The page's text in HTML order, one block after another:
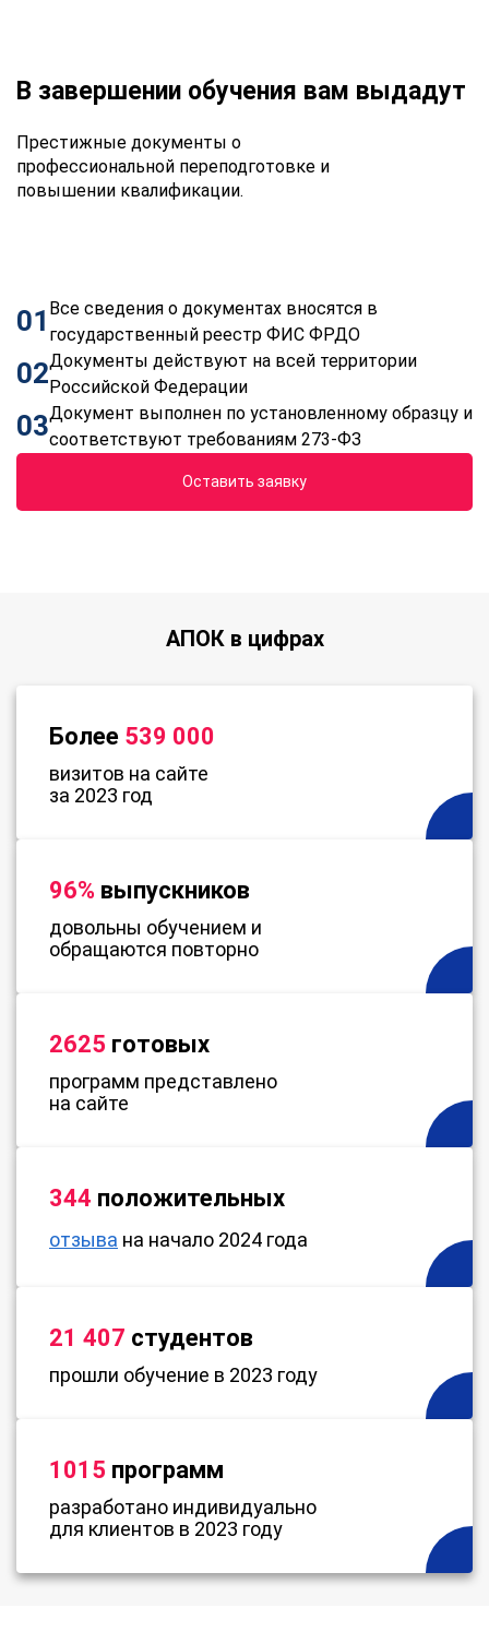
В завершении обучения вам выдадут
Престижные документы о
профессиональной переподготовке и
повышении квалификации.
01 Все сведения о документах вносятся в
государственный реестр ФИС ФРДО
02Документы действуют на всей территории
Российской Федерации
03Документ выполнен по установленному образцу и
соответствуют требованиям 273-ФЗ
Оставить заявку
АПОК в цифрах
Более 539 000
визитов на сайте
за 2023 год
96% выпускников
довольны обучением и
обращаются повторно
2625 готовых
программ представлено
на сайте
344 положительных
отзыва на начало 2024 года
21 407 студентов
прошли обучение в 2023 году
1015 программ
разработано индивидуально
для клиентов в 2023 году